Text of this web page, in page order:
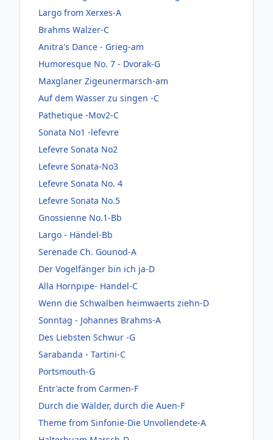
Largo from Xerxes-A
Brahms Walzer-C
Anitra's Dance - Grieg-am
Humoresque No. 7 - Dvorak-G
Maxglaner Zigeunermarsch-am
Auf dem Wasser zu singen -C
Pathetique -Mov2-C
Sonata No1 -lefevre
Lefevre Sonata No2
Lefevre Sonata-No3
Lefevre Sonata No. 4
Lefevre Sonata No.5
Gnossienne No.1-Bb
Largo - Händel-Bb
Serenade Ch. Gounod-A
Der Vogelfänger bin ich ja-D
Alla Hornpipe- Handel-C
Wenn die Schwalben heimwaerts ziehn-D
Sonntag - Johannes Brahms-A
Des Liebsten Schwur -G
Sarabanda - Tartini-C
Portsmouth-G
Entr'acte from Carmen-F
Durch die Wälder, durch die Auen-F
Theme from Sinfonie-Die Unvollendete-A